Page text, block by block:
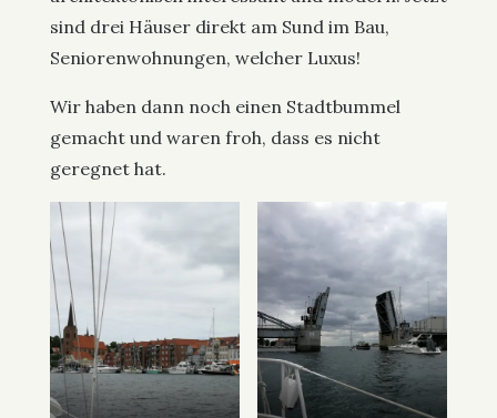
sind drei Häuser direkt am Sund im Bau,
Seniorenwohnungen, welcher Luxus!
Wir haben dann noch einen Stadtbummel
gemacht und waren froh, dass es nicht
geregnet hat.